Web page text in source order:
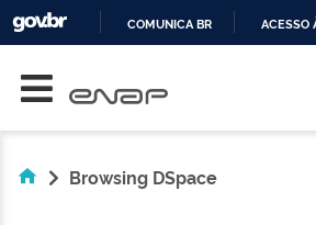
COMUNICA BR ACESSO
Browsing DSpace